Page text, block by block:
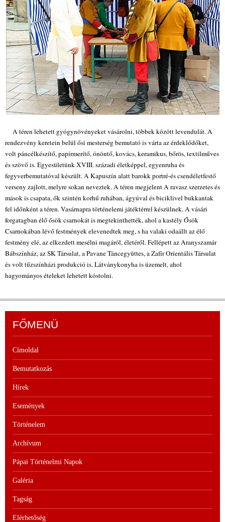
A téren lehetett gyógynövényeket vásárolni, többek között levendulát. A
rendezvény keretein belül ősi mesterség bemutató is várta az érdeklődőket,
volt páncélkészítő, papírmerítő, ónöntő, kovács, keramikus, bőrös, textilműves
és szövő is. Egyesületünk XVIII. századi életképpel, egyenruha és
fegyverbemutatóval készült. A Kapuszín alatt barokk portré-és csendéletfestő
verseny zajlott, melyre sokan neveztek. A téren megjelent A ravasz szerzetes és
mások is csapata, ők szintén korhű ruhában, ágyúval és biciklivel bukkantak
fel időnként a téren. Vasárnapra történelemi játéktérrel készülnek. A vásári
forgatagban élő ősök csarnokát is megtekinthették, ahol a kastély Ősök
Csarnokában lévő festmények elevenedtek meg, s ha valaki odaállt az élő
festmény elé, az elkezdett mesélni magáról, életéről. Fellépett az Aranyszamár
Bábszínház, az SK Társulat, a Pavane Táncegyüttes, a Zafír Orientális Társulat
és volt tűzszínházi produkció is. Látványkonyha is üzemelt, ahol
hagyományos ételeket lehetett kóstolni.
FŐMENÜ
Címoldal
Bemutatkozás
Hírek
Események
Történelem
Archívum
Pápai Történelmi Napok
Galéria
Tagság
Elérhetőség